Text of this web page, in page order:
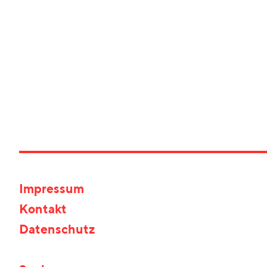
Impressum
Kontakt
Datenschutz